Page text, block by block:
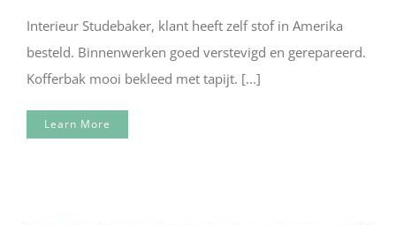
Interieur Studebaker, klant heeft zelf stof in Amerika
besteld. Binnenwerken goed verstevigd en gerepareerd.
Kofferbak mooi bekleed met tapijt. [...]
Learn More